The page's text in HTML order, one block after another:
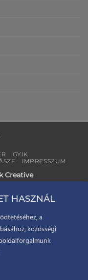
GYIK
IMPRESSZUM
Creative
HASZNÁL
a
közösségi